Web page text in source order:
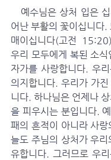
어난 부활의 꽃이십니다.
매이십니다(고전
우리 모두에게 복된 소
자가를 사랑합니다. 우
의지합니다. 우리가 가
니다. 하나님은 언제나
을 피우시는 분입니다.
패의 흔적이 아니라 사
늘도 주님의 상처가 우리
유합니다. 그러므로 우